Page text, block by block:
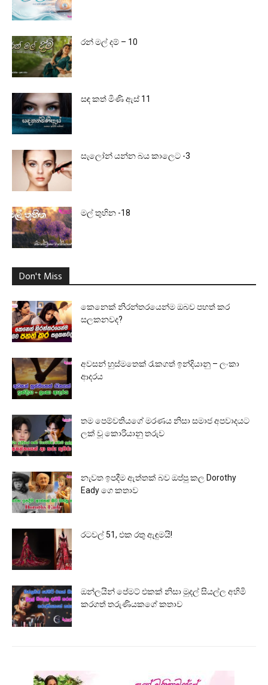
රන් මල් දම් – 10
සඳ කත් මිණි ඇස් 11
සැලෝන් යන්න බය කාලෙට -3
මල් තුහින -18
Don't Miss
කෙනෙක් නිරන්තරයෙන්ම ඔබව පහත් කර
සලකනවද?
අවසන් හුස්මතෙක් රැකගත් ඉන්දියානු – ලංකා
ආදරය
තම පෙම්වතියගේ මරණය නිසා සමාජ අපවාදයට
ලක් වූ කොරියානු තරුව
නැවත ඉපදීම ඇත්තක් බව ඔප්පු කල Dorothy
Eady ගෙ කතාව
රටවල් 51, එක රතු ඇඳුමයි!
ඔන්ලයින් පේමට් එකක් නිසා මුදල් සියල්ල අහිමි
කරගත් තරුණියකගේ කතාව